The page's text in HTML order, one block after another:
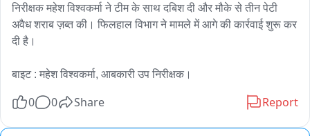
निरीक्षक महेश विश्वकर्मा ने टीम के साथ दबिश दी और मौके से तीन पेटी
अवैध शराब ज़ब्त की। फिलहाल विभाग ने मामले में आगे की कार्रवाई शुरू कर
दी है।
बाइट : महेश विश्वकर्मा, आबकारी उप निरीक्षक।
0 0 Share Report